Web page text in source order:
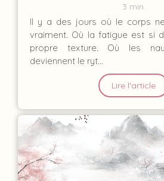
3 min.
Il y a des jours où le corps
vraiment. Où la fatigue est si
propre texture. Où les
deviennent le ryt...
Lire l'article